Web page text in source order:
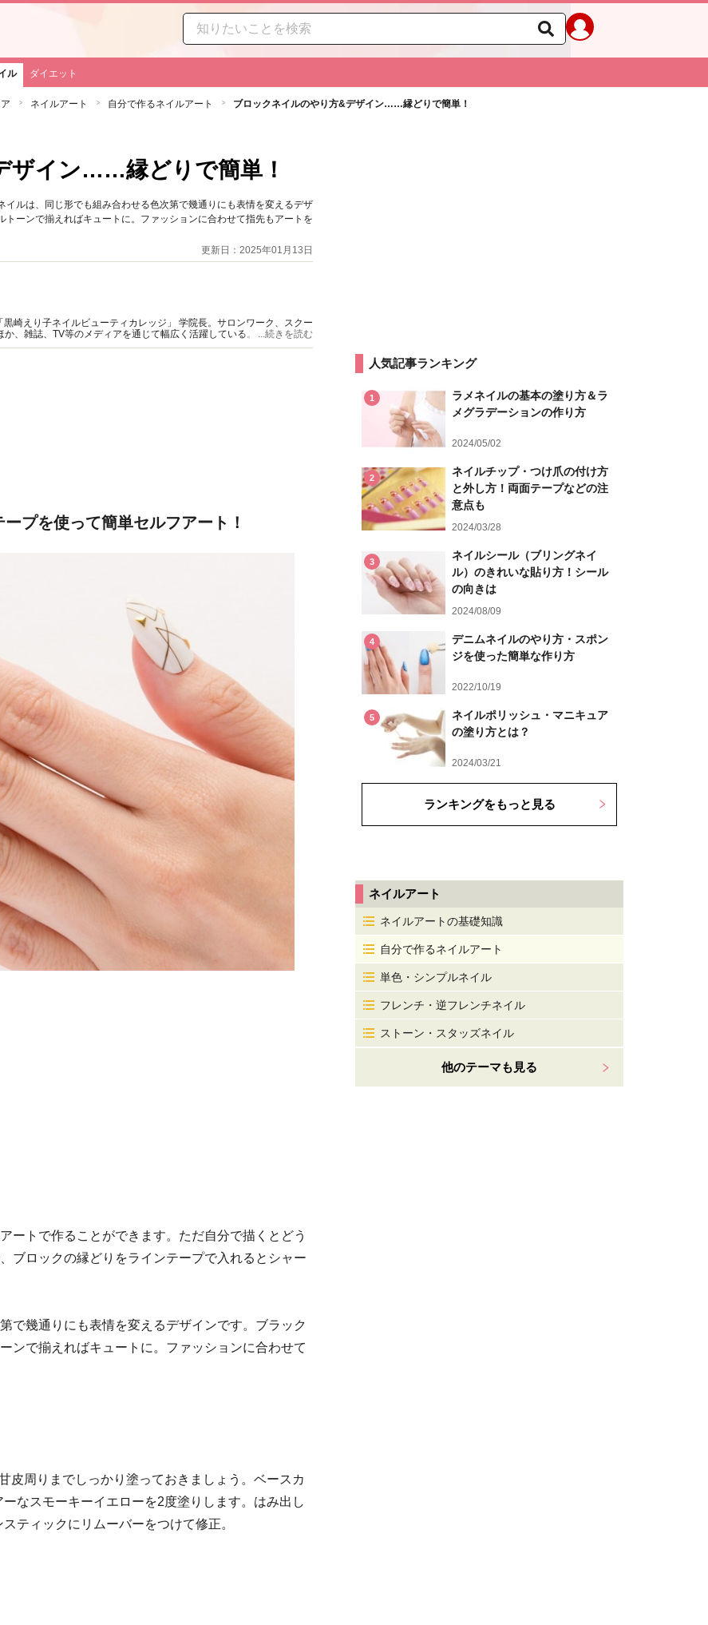
ル ダイエット
ネイルアート 自分で作るネイルアート ブロックネイルのやり方&デザイン……縁どりで簡単！
ザイン……縁どりで簡単！
ルは、同じ形でも組み合わせる色次第で幾通りにも表情を変えるデザ
ーンで揃えればキュートに。ファッションに合わせて指先もアートを
更新日：2025年01月13日
崎えり子ネイルビューティカレッジ」 学院長。サロンワーク、スクー
、雑誌、TV等のメディアを通じて幅広く活躍している。
...続きを読む
プを使って簡単セルフアート！
ートで作ることができます。ただ自分で描くとどう
ブロックの縁どりをラインテープで入れるとシャー
で幾通りにも表情を変えるデザインです。ブラック
ンで揃えればキュートに。ファッションに合わせて
皮周りまでしっかり塗っておきましょう。ベースカ
なスモーキーイエローを2度塗りします。はみ出し
ティックにリムーバーをつけて修正。
人気記事ランキング
1
ラメネイルの基本の塗り方＆ラ
メグラデーションの作り方
2024/05/02
2
ネイルチップ・つけ爪の付け方
と外し方！両面テープなどの注
意点も
2024/03/28
3
ネイルシール（ブリングネイ
ル）のきれいな貼り方！シール
の向きは
2024/08/09
4
デニムネイルのやり方・スポン
ジを使った簡単な作り方
2022/10/19
5
ネイルポリッシュ・マニキュア
の塗り方とは？
2024/03/21
ランキングをもっと見る
ネイルアート
ネイルアートの基礎知識
自分で作るネイルアート
単色・シンプルネイル
フレンチ・逆フレンチネイル
ストーン・スタッズネイル
他のテーマも見る